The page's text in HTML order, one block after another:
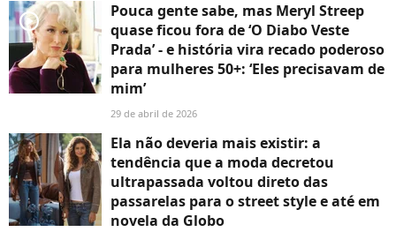
player2
Pouca gente sabe, mas Meryl Streep
quase ficou fora de ‘O Diabo Veste
Prada’ - e história vira recado poderoso
para mulheres 50+: ‘Eles precisavam de
mim’
29 de abril de 2026
Ela não deveria mais existir: a
tendência que a moda decretou
ultrapassada voltou direto das
passarelas para o street style e até em
novela da Globo